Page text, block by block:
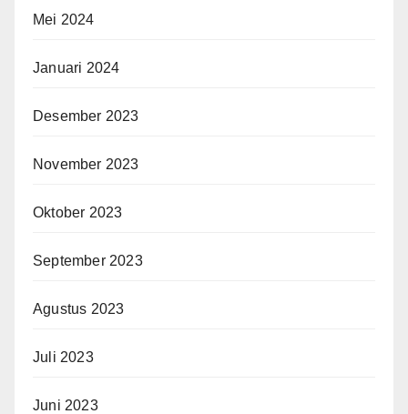
Mei 2024
Januari 2024
Desember 2023
November 2023
Oktober 2023
September 2023
Agustus 2023
Juli 2023
Juni 2023